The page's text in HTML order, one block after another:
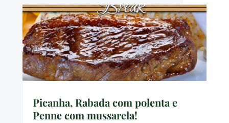
Picanha, Rabada com polenta e
Penne com mussarela!